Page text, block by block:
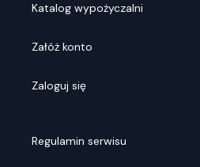
Katalog wypożyczalni
Załóż konto
Zaloguj się
Regulamin serwisu